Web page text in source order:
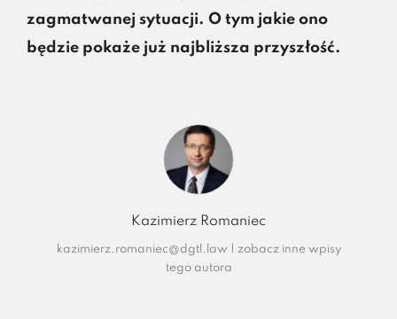
zagmatwanej sytuacji. O tym jakie ono
będzie pokaże już najbliższa przyszłość.
Kazimierz Romaniec
kazimierz.romaniec@dgtl.law
zobacz inne wpisy
tego autora